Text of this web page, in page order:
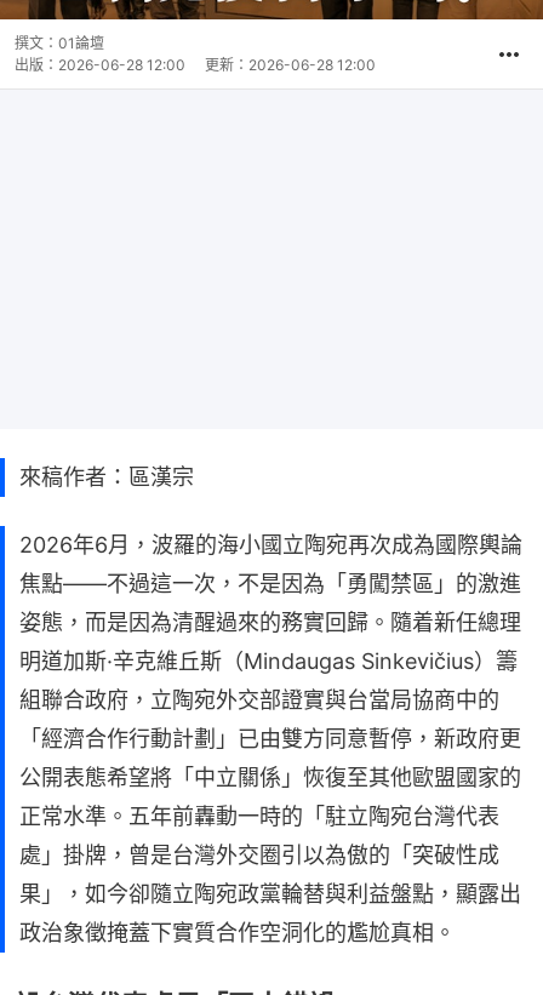
撰文： 01論壇
出版： 2026-06-28 12:00 更新： 2026-06-28 12:00
來稿作者：區漢宗
2026年6月，波羅的海小國立陶宛再次成為國際輿論
焦點——不過這一次，不是因為「勇闖禁區」的激進
姿態，而是因為清醒過來的務實回歸。隨着新任總理
明道加斯·辛克維丘斯（Mindaugas Sinkevičius）籌
組聯合政府，立陶宛外交部證實與台當局協商中的
「經濟合作行動計劃」已由雙方同意暫停，新政府更
公開表態希望將「中立關係」恢復至其他歐盟國家的
正常水準。五年前轟動一時的「駐立陶宛台灣代表
處」掛牌，曾是台灣外交圈引以為傲的「突破性成
果」，如今卻隨立陶宛政黨輪替與利益盤點，顯露出
政治象徵掩蓋下實質合作空洞化的尷尬真相。